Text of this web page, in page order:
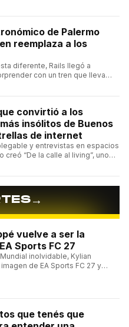
de Palermo
reemplaza a los
diferente, Rails llegó a
con un tren que lleva
convirtió a los
insólitos de Buenos
de internet
y entrevistas en espacios
creó “De la calle al living”, uno
→
vuelve a ser la
Sports FC 27
inolvidable, Kylian
de EA Sports FC 27 y
que tenés que